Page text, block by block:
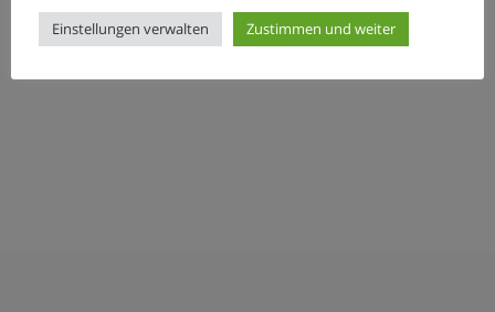
Einstellungen verwalten Zustimmen und weiter